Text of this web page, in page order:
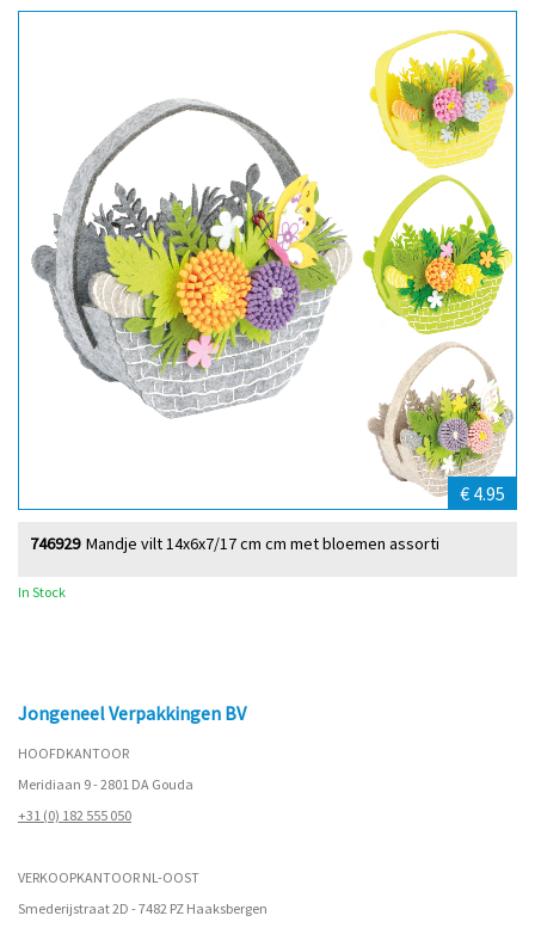
€ 4.95
Mandje vilt 14x6x7/17 cm cm met bloemen assorti
746929
In Stock
Jongeneel Verpakkingen BV
HOOFDKANTOOR
Meridiaan 9 - 2801 DA Gouda
+31 (0) 182 555 050
VERKOOPKANTOOR NL-OOST
Smederijstraat 2D - 7482 PZ Haaksbergen